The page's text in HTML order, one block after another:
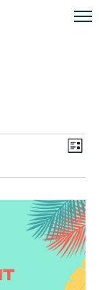
de
Liste